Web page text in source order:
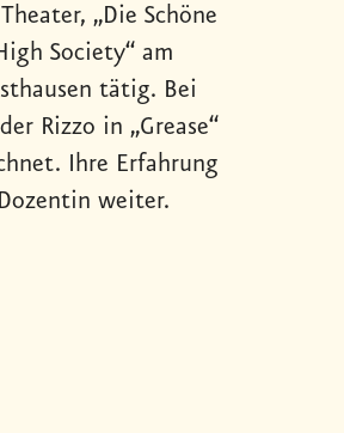
„Die Schöne
Society“ am
tätig. Bei
Rizzo in „Grease“
Ihre Erfahrung
weiter.